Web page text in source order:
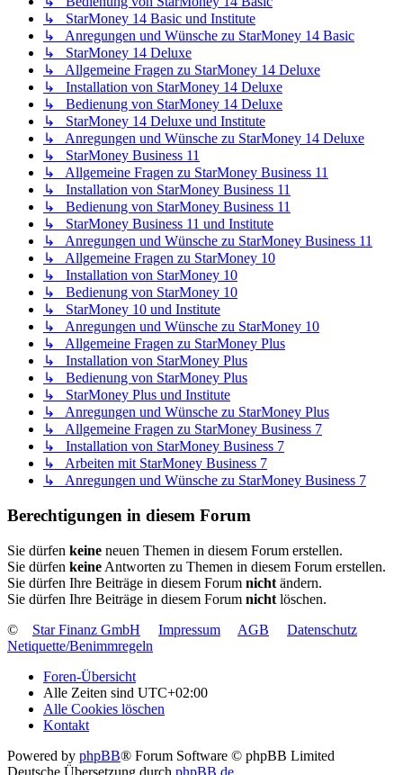
↳ StarMoney 14 Basic und Institute
↳ Anregungen und Wünsche zu StarMoney 14 Basic
↳ StarMoney 14 Deluxe
↳ Allgemeine Fragen zu StarMoney 14 Deluxe
↳ Installation von StarMoney 14 Deluxe
↳ Bedienung von StarMoney 14 Deluxe
↳ StarMoney 14 Deluxe und Institute
↳ Anregungen und Wünsche zu StarMoney 14 Deluxe
↳ StarMoney Business 11
↳ Allgemeine Fragen zu StarMoney Business 11
↳ Installation von StarMoney Business 11
↳ Bedienung von StarMoney Business 11
↳ StarMoney Business 11 und Institute
↳ Anregungen und Wünsche zu StarMoney Business 11
↳ Allgemeine Fragen zu StarMoney 10
↳ Installation von StarMoney 10
↳ Bedienung von StarMoney 10
↳ StarMoney 10 und Institute
↳ Anregungen und Wünsche zu StarMoney 10
↳ Allgemeine Fragen zu StarMoney Plus
↳ Installation von StarMoney Plus
↳ Bedienung von StarMoney Plus
↳ StarMoney Plus und Institute
↳ Anregungen und Wünsche zu StarMoney Plus
↳ Allgemeine Fragen zu StarMoney Business 7
↳ Installation von StarMoney Business 7
↳ Arbeiten mit StarMoney Business 7
↳ Anregungen und Wünsche zu StarMoney Business 7
Berechtigungen in diesem Forum
Sie dürfen keine neuen Themen in diesem Forum erstellen.
Sie dürfen keine Antworten zu Themen in diesem Forum erstellen.
Sie dürfen Ihre Beiträge in diesem Forum nicht ändern.
Sie dürfen Ihre Beiträge in diesem Forum nicht löschen.
©
Star Finanz GmbH Impressum AGB
Datenschutz
Netiquette/Benimmregeln
Foren-Übersicht
Alle Zeiten sind UTC+02:00
Alle Cookies löschen
Kontakt
Powered by phpBB® Forum Software © phpBB Limited
Deutsche Übersetzung durch phpBB.de